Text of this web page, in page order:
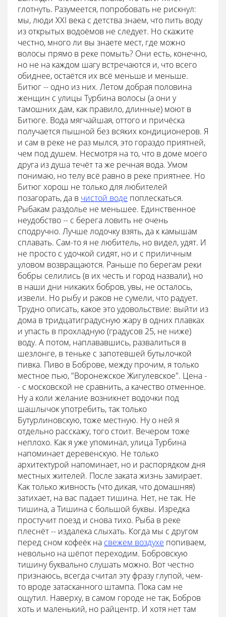
глотнуть. Разумеется, попробовать не рискнул:
мы, люди XXI века с детства знаем, что пить воду
из открытых водоёмов не следует. Но скажите
честно, много ли вы знаете мест, где можно
волосы прямо в реке помыть? Они есть, конечно,
но не на каждом шагу встречаются и, что всего
обиднее, остаётся их всё меньше и меньше.
Битюг -- одно из них. Летом добрая половина
женщин с улицы Турбина волосы (а они у
тамошних дам, как правило, длинные) моют в
Битюге. Вода мягчайшая, оттого и причёска
получается пышной без всяких кондиционеров. Я
и сам в реке не раз мылся, это гораздо приятней,
чем под душем. Несмотря на то, что в доме моего
друга из душа течёт та же речная вода. Умом
понимаю, но телу всё равно в реке приятнее. Но
Битюг хорош не только для любителей
позагорать, да в чистой воде поплескаться.
Рыбакам раздолье не меньшее. Единственное
неудобство -- с берега ловить не очень
сподручно. Лучше лодочку взять, да к камышам
сплавать. Сам-то я не любитель, но видел, удят. И
не просто с удочкой сидят, но и с приличным
уловом возвращаются. Раньше по берегам реки
бобры селились (в их честь и город назвали), но
в наши дни никаких бобров, увы, не осталось,
извели. Но рыбу и раков не сумели, что радует.
Трудно описать, какое это удовольствие: выйти из
дома в тридцатиградусную жару в одних плавках
и упасть в прохладную (градусов 25, не ниже)
воду. А потом, наплававшись, развалиться в
шезлонге, в теньке с запотевшей бутылочкой
пивка. Пиво в Боброве, между прочим, я только
местное пью, "Воронежское Жигулевское". Цена -
- с московской не сравнить, а качество отменное.
Ну а коли желание возникнет водочки под
шашлычок употребить, так только
Бутурлиновскую, тоже местную. Ну о ней я
отдельно расскажу, того стоит. Вечером тоже
неплохо. Как я уже упоминал, улица Турбина
напоминает деревенскую. Не только
архитектурой напоминает, но и распорядком дня
местных жителей. После заката жизнь замирает.
Как только живность (что дикая, что домашняя)
затихает, на вас падает тишина. Нет, не так. Не
тишина, а Тишина с большой буквы. Изредка
простучит поезд и снова тихо. Рыба в реке
плеснёт -- издалека слыхать. Когда мы с другом
перед сном кофеёк на свежем воздухе попиваем,
невольно на шёпот переходим. Бобровскую
тишину буквально слушать можно. Вот честно
признаюсь, всегда считал эту фразу глупой, чем-
то вроде затасканного штампа. Пока сам не
ощутил. Наверху, в самом городе не так, Бобров
хоть и маленький, но райцентр. И хотя нет там